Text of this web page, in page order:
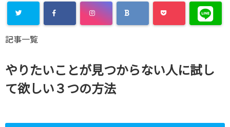
/home/xs8
記事一覧
やりたいことが見つからない人に試し
て欲しい３つの方法